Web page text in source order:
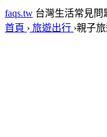
faqs.tw 台灣生活常見問
首頁 › 旅遊出行 ›親子